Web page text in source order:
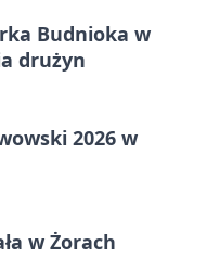
Budnioka w
drużyn
2026 w
w Żorach